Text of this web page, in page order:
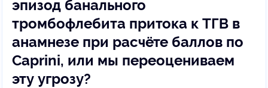
эпизод банального
тромбофлебита притока к ТГВ в
анамнезе при расчёте баллов по
Caprini, или мы переоцениваем
эту угрозу?